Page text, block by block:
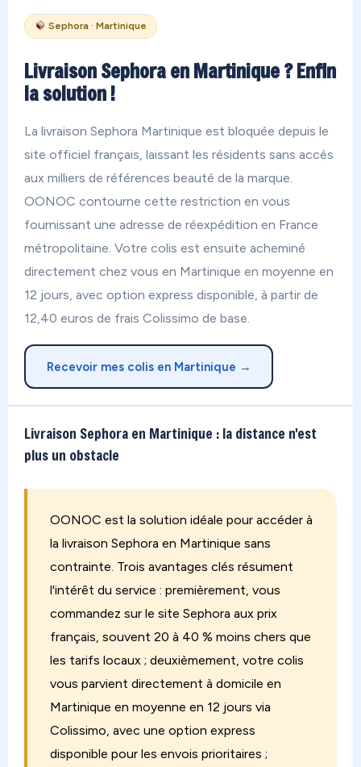
Sephora · Martinique
Livraison Sephora en Martinique ? Enfin
la solution !
La livraison Sephora Martinique est bloquée depuis le
site officiel français, laissant les résidents sans accès
aux milliers de références beauté de la marque.
OONOC contourne cette restriction en vous
fournissant une adresse de réexpédition en France
métropolitaine. Votre colis est ensuite acheminé
directement chez vous en Martinique en moyenne en
12 jours, avec option express disponible, à partir de
12,40 euros de frais Colissimo de base.
Recevoir mes colis en Martinique →
Livraison Sephora en Martinique : la distance n'est
plus un obstacle
OONOC est la solution idéale pour accéder à
la livraison Sephora en Martinique sans
contrainte. Trois avantages clés résument
l'intérêt du service : premièrement, vous
commandez sur le site Sephora aux prix
français, souvent 20 à 40 % moins chers que
les tarifs locaux ; deuxièmement, votre colis
vous parvient directement à domicile en
Martinique en moyenne en 12 jours via
Colissimo, avec une option express
disponible pour les envois prioritaires ;